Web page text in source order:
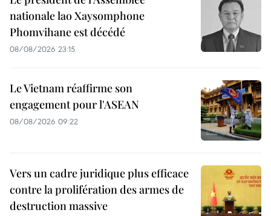
nationale lao Xaysomphone
Phomvihane est décédé
08/08/2026 23:15
Le Vietnam réaffirme son
engagement pour l'ASEAN
08/08/2026 09:22
Vers un cadre juridique plus efficace
contre la prolifération des armes de
destruction massive